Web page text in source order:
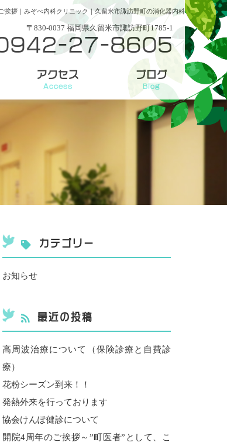
挨拶｜みぞべ内科クリニック｜久留米市諏訪野町の消化器内科
〒830-0037 福岡県久留米市諏訪野町1785-1
27-8605
アクセス
Access
ブログ
Blog
カテゴリー
お知らせ
最近の投稿
高周波治療について（保険診療と自費診
療）
花粉シーズン到来！！
発熱外来を行っております
協会けんぽ健診について
開院4周年のご挨拶～”町医者”として、こ